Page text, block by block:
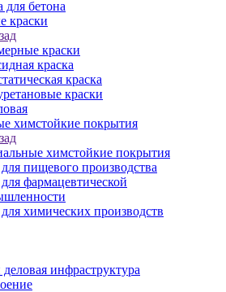
бетона
краски
краски
краска
краска
краски
химстойкие покрытия
химстойкие покрытия
пищевого производства
фармацевтической
химических производств
деловая инфраструктура